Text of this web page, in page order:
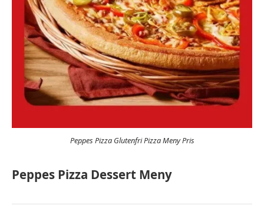
Peppes Pizza Glutenfri Pizza Meny Pris
Peppes Pizza Dessert Meny